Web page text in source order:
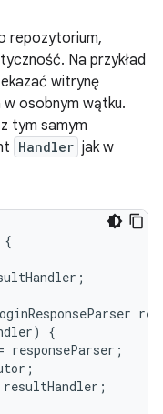
repozytorium,
Na przykład
witrynę
osobnym wątku.
tym samym
Handler jak w
{
;
)
{
responseParser ;
;
resultHandler ;